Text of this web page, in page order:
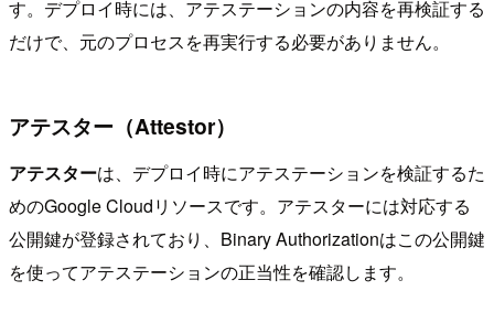
す。デプロイ時には、アテステーションの内容を再検証する
だけで、元のプロセスを再実行する必要がありません。
アテスター（Attestor）
アテスターは、デプロイ時にアテステーションを検証するた
めのGoogle Cloudリソースです。アテスターには対応する
公開鍵が登録されており、Binary Authorizationはこの公開鍵
を使ってアテステーションの正当性を確認します。